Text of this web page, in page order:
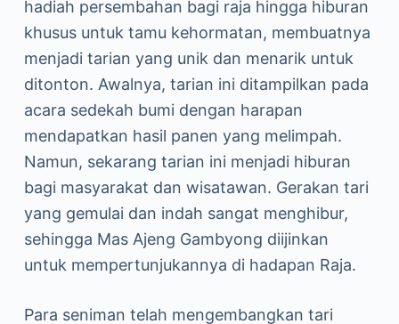
hadiah persembahan bagi raja hingga hiburan
khusus untuk tamu kehormatan, membuatnya
menjadi tarian yang unik dan menarik untuk
ditonton. Awalnya, tarian ini ditampilkan pada
acara sedekah bumi dengan harapan
mendapatkan hasil panen yang melimpah.
Namun, sekarang tarian ini menjadi hiburan
bagi masyarakat dan wisatawan. Gerakan tari
yang gemulai dan indah sangat menghibur,
sehingga Mas Ajeng Gambyong diijinkan
untuk mempertunjukannya di hadapan Raja.
Para seniman telah mengembangkan tari